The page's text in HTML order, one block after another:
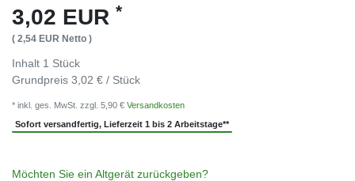
3,02 EUR *
( 2,54 EUR Netto )
Inhalt 1 Stück
Grundpreis 3,02 € / Stück
* inkl. ges. MwSt. zzgl. 5,90 € Versandkosten
Sofort versandfertig, Lieferzeit 1 bis 2 Arbeitstage**
Möchten Sie ein Altgerät zurückgeben?